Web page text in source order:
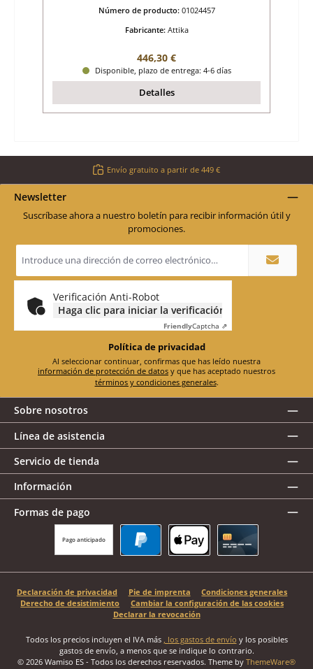
Número de producto: 01024457
Fabricante: Attika
Precio normal:
446,30 €
Disponible, plazo de entrega: 4-6 días
Detalles
Envío gratuito a partir de 449 €
Newsletter
Suscríbase ahora a nuestro boletín para recibir información útil y
promociones.
de
electrónico
Verificación Anti-Robot
Haga clic para iniciar la verificación
FriendlyCaptcha ⇗
Política de privacidad
información de protección de datos
términos y condiciones generales.
Sobre nosotros
Línea de asistencia
Servicio de tienda
Información
Formas de pago
Pago anticipado
Declaración de privacidad Pie de imprenta
Condiciones generales
Derecho de desistimiento
Cambiar la configuración de las cookies
Declarar la revocación
Todos los precios incluyen el IVA más , los gastos de envío y los posibles
gastos de envío, a menos que se indique lo contrario.
© 2026 Wamiso ES - Todos los derechos reservados. Theme by ThemeWare®